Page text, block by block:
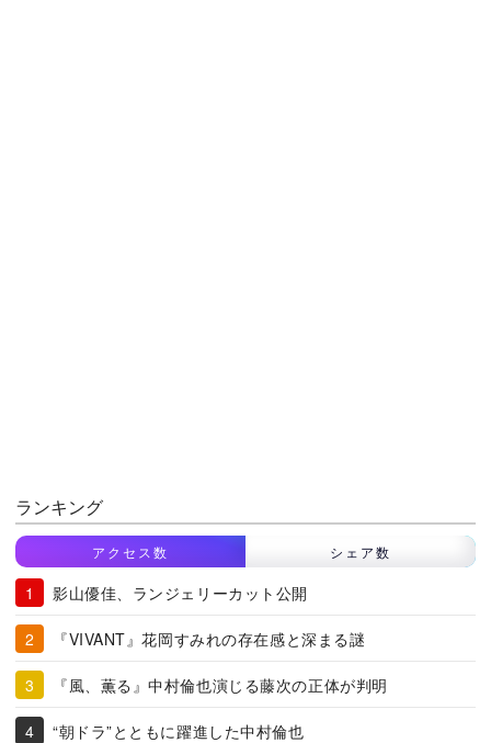
ランキング
アクセス数 シェア数
影山優佳、ランジェリーカット公開
『VIVANT』花岡すみれの存在感と深まる謎
『風、薫る』中村倫也演じる藤次の正体が判明
“朝ドラ”とともに躍進した中村倫也